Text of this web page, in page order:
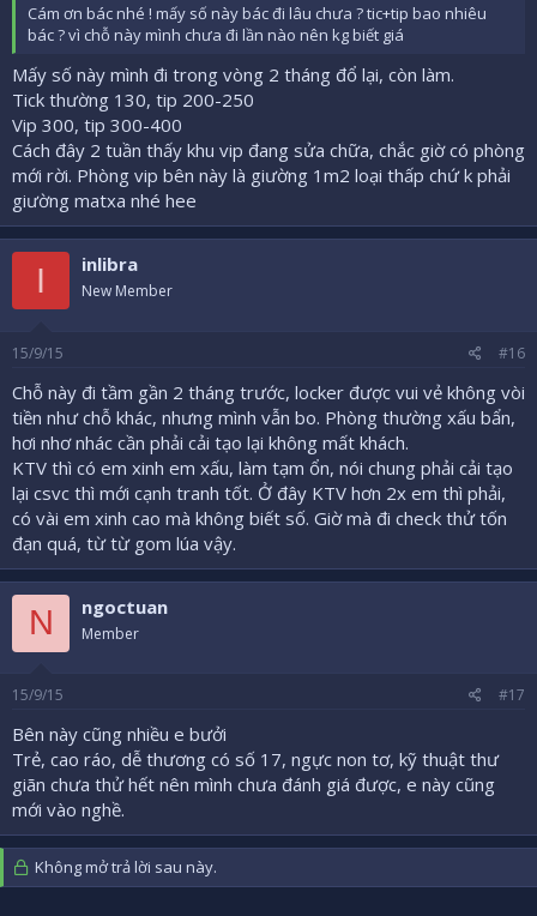
Cám ơn bác nhé ! mấy số này bác đi lâu chưa ? tic+tip bao nhiêu
bác ? vì chỗ này mình chưa đi lần nào nên kg biết giá
Mấy số này mình đi trong vòng 2 tháng đổ lại, còn làm.
Tick thường 130, tip 200-250
Vip 300, tip 300-400
Cách đây 2 tuần thấy khu vip đang sửa chữa, chắc giờ có phòng
mới rời. Phòng vip bên này là giường 1m2 loại thấp chứ k phải
giường matxa nhé hee
I inlibra
New Member
15/9/15 #16
Chỗ này đi tầm gần 2 tháng trước, locker được vui vẻ không vòi
tiền như chỗ khác, nhưng mình vẫn bo. Phòng thường xấu bẩn,
hơi nhơ nhác cần phải cải tạo lại không mất khách.
KTV thì có em xinh em xấu, làm tạm ổn, nói chung phải cải tạo
lại csvc thì mới cạnh tranh tốt. Ở đây KTV hơn 2x em thì phải,
có vài em xinh cao mà không biết số. Giờ mà đi check thử tốn
đạn quá, từ từ gom lúa vậy.
N ngoctuan
Member
15/9/15 #17
Bên này cũng nhiều e bưởi
Trẻ, cao ráo, dễ thương có số 17, ngực non tơ, kỹ thuật thư
giãn chưa thử hết nên mình chưa đánh giá được, e này cũng
mới vào nghề.
Không mở trả lời sau này.